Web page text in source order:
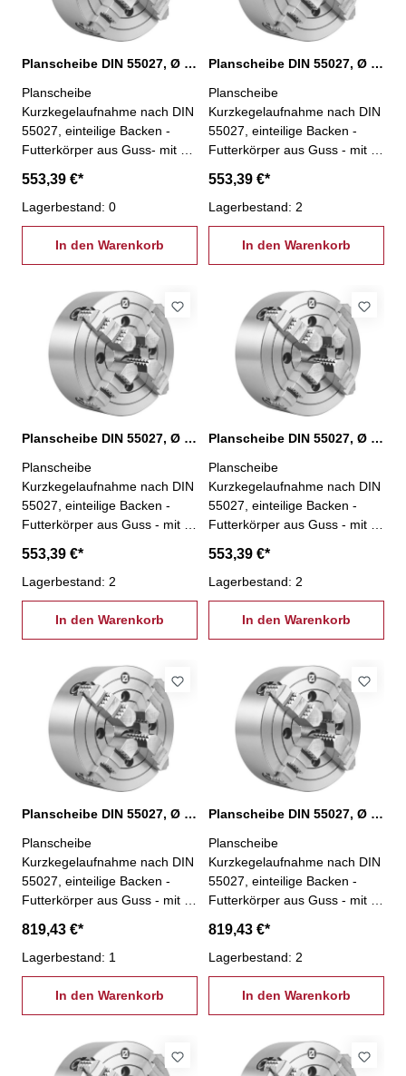
Planscheibe DIN 55027, Ø 315 mm, KK 11
Planscheibe
Kurzkegelaufnahme nach DIN
55027, einteilige Backen -
Futterkörper aus Guss- mit 4
besonders geeignet zum
Spannen von unregelmäßig
geformten Werkstücken- inkl.
je 1 Satz einteiliger
Umkehrbacken,
Befestigungsschrauben - Ø
315 mm, KK 11
553,39 €*
Lagerbestand: 0
In den Warenkorb
Planscheibe DIN 55027, Ø 315 mm, KK 5
Planscheibe
Kurzkegelaufnahme nach DIN
55027, einteilige Backen -
Futterkörper aus Guss - mit 4
besonders geeignet zum
Spannen von unregelmäßig
geformten Werkstücken- inkl.
je 1 Satz einteiliger
Umkehrbacken,
Befestigungsschrauben - Ø
315 mm, KK 5
553,39 €*
Lagerbestand: 2
In den Warenkorb
Planscheibe DIN 55027, Ø 315 mm, KK 6
Planscheibe
Kurzkegelaufnahme nach DIN
55027, einteilige Backen -
Futterkörper aus Guss - mit 4
besonders geeignet zum
Spannen von unregelmäßig
geformten Werkstücken- inkl.
je 1 Satz einteiliger
Umkehrbacken,
Befestigungsschrauben - Ø
315 mm, KK 6
553,39 €*
Lagerbestand: 2
In den Warenkorb
Planscheibe DIN 55027, Ø 315 mm, KK 8
Planscheibe
Kurzkegelaufnahme nach DIN
55027, einteilige Backen -
Futterkörper aus Guss - mit 4
besonders geeignet zum
Spannen von unregelmäßig
geformten Werkstücken- inkl.
je 1 Satz einteiliger
Umkehrbacken,
Befestigungsschrauben - Ø
315 mm, KK 8
553,39 €*
Lagerbestand: 2
In den Warenkorb
Planscheibe DIN 55027, Ø 400 mm, KK 11
Planscheibe
Kurzkegelaufnahme nach DIN
55027, einteilige Backen -
Futterkörper aus Guss - mit 4
besonders geeignet zum
Spannen von unregelmäßig
geformten Werkstücken- inkl.
je 1 Satz einteiliger
Umkehrbacken,
Befestigungsschrauben - Ø
400 mm, KK 11
819,43 €*
Lagerbestand: 1
In den Warenkorb
Planscheibe DIN 55027, Ø 400 mm, KK 6
Planscheibe
Kurzkegelaufnahme nach DIN
55027, einteilige Backen -
Futterkörper aus Guss - mit 4
besonders geeignet zum
Spannen von unregelmäßig
geformten Werkstücken- inkl.
je 1 Satz einteiliger
Umkehrbacken,
Befestigungsschrauben - Ø
400 mm, KK 6
819,43 €*
Lagerbestand: 2
In den Warenkorb